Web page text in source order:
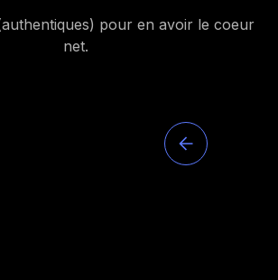
pour en avoir le coeur
net.